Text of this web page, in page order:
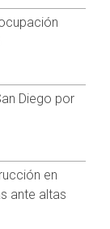
en la misma
| Telegram:
Diego por
en
ante altas